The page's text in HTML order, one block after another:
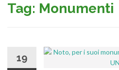
Tag: Monumenti
19